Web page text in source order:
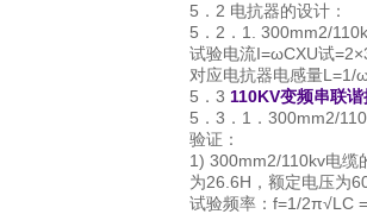
5．2 电抗器的设计：
5．2．1. 300mm2/
试验电流I=ωCXU试
对应电抗器电感量L=1/
5．3 110KV变频串联
5．3．1．300mm2/
验证：
1) 300mm2/110kv电缆
为26.6H，额定电压为
试验频率：f=1/2π√LC